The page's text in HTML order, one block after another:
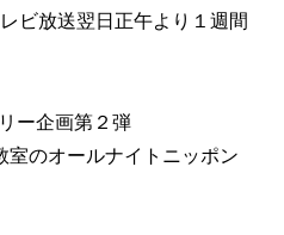
ビ放送翌日正午より１週間
ー企画第２弾
室のオールナイトニッポン